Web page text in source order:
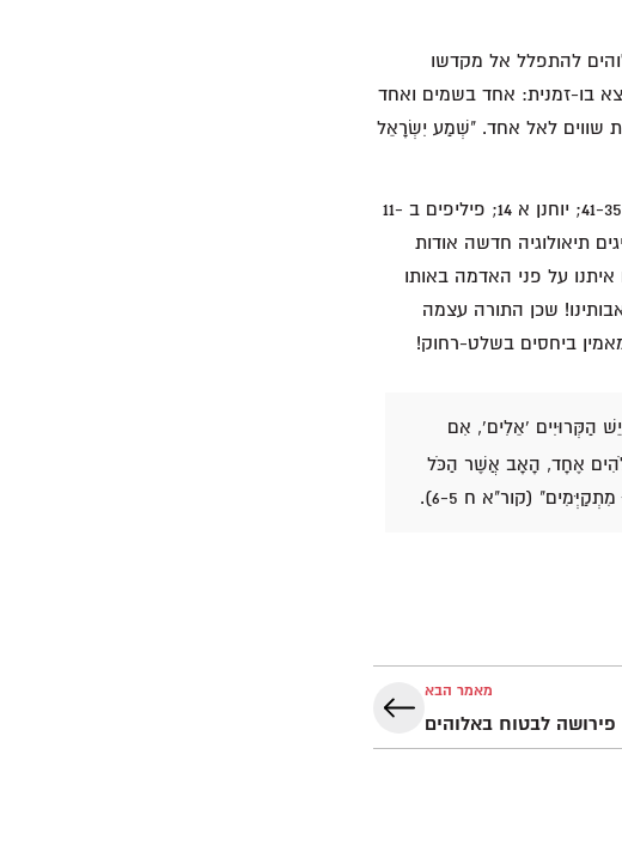
להתפלל אל מקדשו
בו-זמנית: אחד בשמים ואחד
שווים לאל אחד. "שְׁמַע יִשְׂרָאֵל
כאשר כותבי הברית החדשה מזהים את ישוע כיהוה עלי אדמות (מרקוס א 3-1; ד 41-35; יוחנן א 14; פיליפים ב 11-
שבשמים (מרקוס א 11-9), הם אינם מציגים תיאולוגיה חדשה אודות
על פני האדמה באותו
שכן התורה עצמה
ביחסים בשלט-רחוק!
הַקְּרוּיִים 'אֵלִים', אִם
אֶחָד, הָאָב אֲשֶׁר הַכֹּל
(קור"א ח 6-5).
מאמר הבא
פירושה לבטוח באלוהים